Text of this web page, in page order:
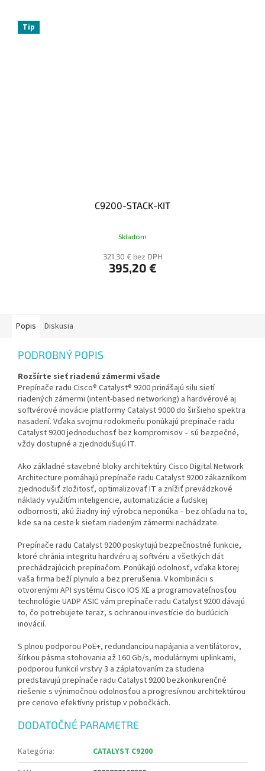
Tip
C9200-STACK-KIT
Skladom
321,30 € bez DPH
395,20 €
Popis Diskusia
PODROBNÝ POPIS
Rozšírte sieť riadenú zámermi všade
Prepínače radu Cisco® Catalyst® 9200 prinášajú silu sietí
riadených zámermi (intent-based networking) a hardvérové aj
softvérové inovácie platformy Catalyst 9000 do širšieho spektra
nasadení. Vďaka svojmu rodokmeňu ponúkajú prepínače radu
Catalyst 9200 jednoduchosť bez kompromisov – sú bezpečné,
vždy dostupné a zjednodušujú IT.
Ako základné stavebné bloky architektúry Cisco Digital Network
Architecture pomáhajú prepínače radu Catalyst 9200 zákazníkom
zjednodušiť zložitosť, optimalizovať IT a znížiť prevádzkové
náklady využitím inteligencie, automatizácie a ľudskej
odbornosti, akú žiadny iný výrobca neponúka – bez ohľadu na to,
kde sa na ceste k sieťam riadeným zámermi nachádzate.
Prepínače radu Catalyst 9200 poskytujú bezpečnostné funkcie,
ktoré chránia integritu hardvéru aj softvéru a všetkých dát
prechádzajúcich prepínačom. Ponúkajú odolnosť, vďaka ktorej
vaša firma beží plynulo a bez prerušenia. V kombinácii s
otvorenými API systému Cisco IOS XE a programovateľnosťou
technológie UADP ASIC vám prepínače radu Catalyst 9200 dávajú
to, čo potrebujete teraz, s ochranou investície do budúcich
inovácií.
S plnou podporou PoE+, redundanciou napájania a ventilátorov,
šírkou pásma stohovania až 160 Gb/s, modulárnymi uplinkami,
podporou funkcií vrstvy 3 a záplatovaním za studena
predstavujú prepínače radu Catalyst 9200 bezkonkurenčné
riešenie s výnimočnou odolnosťou a progresívnou architektúrou
pre cenovo efektívny prístup v pobočkách.
DODATOČNÉ PARAMETRE
Kategória:
CATALYST C9200